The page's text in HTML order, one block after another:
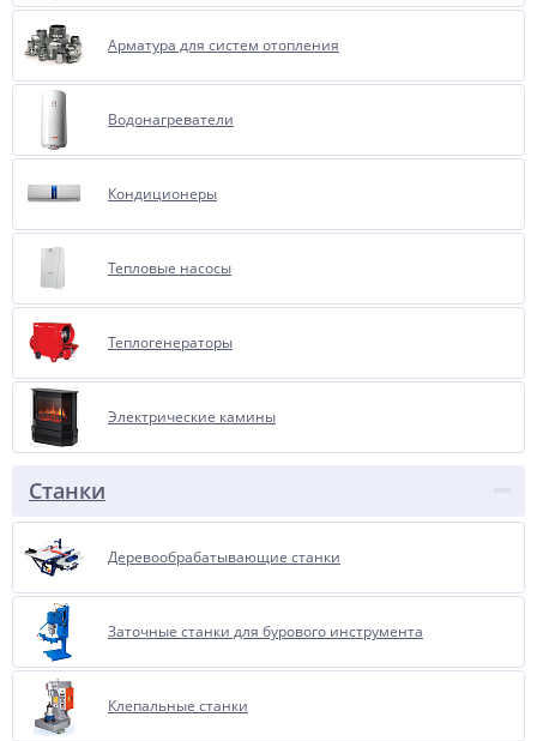
Арматура для систем отопления
Водонагреватели
Кондиционеры
Тепловые насосы
Теплогенераторы
Электрические камины
Станки
Деревообрабатывающие станки
Заточные станки для бурового инструмента
Клепальные станки